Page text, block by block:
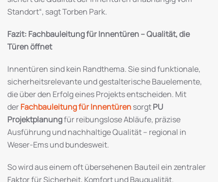
Standort“, sagt Torben Park.
Fazit: Fachbauleitung für Innentüren – Qualität, die
Türen öffnet
Innentüren sind kein Randthema. Sie sind funktionale,
sicherheitsrelevante und gestalterische Bauelemente,
die über den Erfolg eines Projekts entscheiden. Mit
derFachbauleitung für InnentürensorgtPU
Projektplanungfür reibungslose Abläufe, präzise
Ausführung und nachhaltige Qualität – regional in
Weser-Ems und bundesweit.
So wird aus einem oft übersehenen Bauteil ein zentraler
Faktor für Sicherheit, Komfort und Bauqualität.